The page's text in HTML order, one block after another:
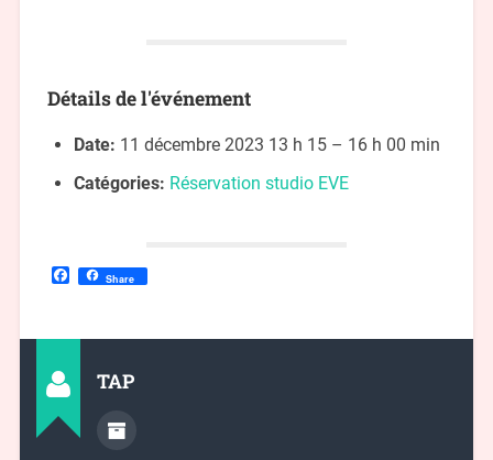
Détails de l'événement
Date: 11 décembre 2023 13 h 15– 16 h 00 min
Catégories: Réservation studio EVE
Facebook
Share
TAP